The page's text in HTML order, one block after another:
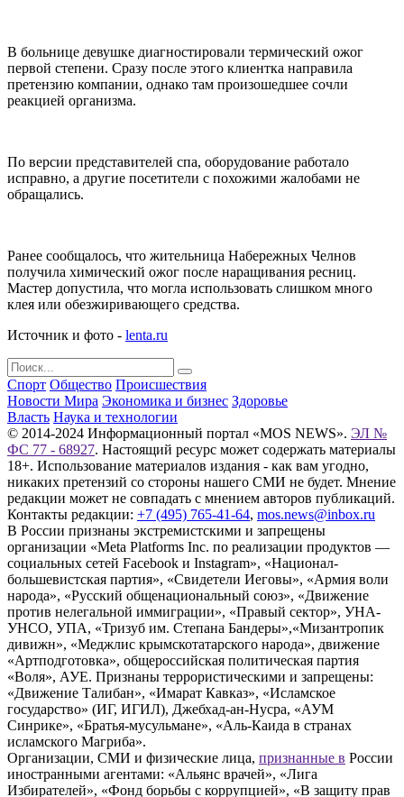
В больнице девушке диагностировали термический ожог
первой степени. Сразу после этого клиентка направила
претензию компании, однако там произошедшее сочли
реакцией организма.
По версии представителей спа, оборудование работало
исправно, а другие посетители с похожими жалобами не
обращались.
Ранее сообщалось, что жительница Набережных Челнов
получила химический ожог после наращивания ресниц.
Мастер допустила, что могла использовать слишком много
клея или обезжиривающего средства.
Источник и фото - lenta.ru
Спорт Общество Происшествия
Новости Мира Экономика и бизнес Здоровье
Власть Наука и технологии
© 2014-2024 Информационный портал «MOS NEWS». ЭЛ №
ФС 77 - 68927. Настоящий ресурс может содержать материалы
18+. Использование материалов издания - как вам угодно,
никаких претензий со стороны нашего СМИ не будет. Мнение
редакции может не совпадать с мнением авторов публикаций.
Контакты редакции: +7 (495) 765-41-64, mos.news@inbox.ru
В России признаны экстремистскими и запрещены
организации «Meta Platforms Inc. по реализации продуктов —
социальных сетей Facebook и Instagram», «Национал-
большевистская партия», «Свидетели Иеговы», «Армия воли
народа», «Русский общенациональный союз», «Движение
против нелегальной иммиграции», «Правый сектор», УНА-
УНСО, УПА, «Тризуб им. Степана Бандеры»,«Мизантропик
дивижн», «Меджлис крымскотатарского народа», движение
«Артподготовка», общероссийская политическая партия
«Воля», АУЕ. Признаны террористическими и запрещены:
«Движение Талибан», «Имарат Кавказ», «Исламское
государство» (ИГ, ИГИЛ), Джебхад-ан-Нусра, «АУМ
Синрике», «Братья-мусульмане», «Аль-Каида в странах
исламского Магриба».
Организации, СМИ и физические лица, признанные в России
иностранными агентами: «Альянс врачей», «Лига
Избирателей», «Фонд борьбы с коррупцией», «В защиту прав